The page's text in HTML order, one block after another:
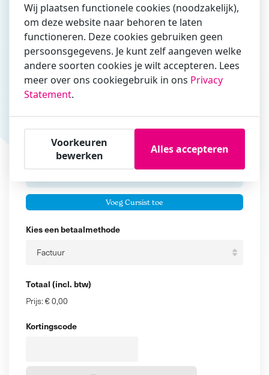
Vul hier bij voorkeur het e-mailadres in waarmee je
zakelijk/administratief correspondeert
Is de contactpersoon ook een cursist?
Ja
Nee
Cursisten
Voeg cursisten toe
Voornaam
Tussenvoegsel
Voeg Cursist toe
Kies een betaalmethode
Totaal (incl. btw)
Prijs: € 0,00
Kortingscode
Wij plaatsen functionele cookies (noodzakelijk),
om deze website naar behoren te laten
functioneren. Deze cookies gebruiken geen
persoonsgegevens. Je kunt zelf aangeven welke
andere soorten cookies je wilt accepteren. Lees
meer over ons cookiegebruik in ons Privacy
Statement.
Voorkeuren
bewerken
Alles accepteren